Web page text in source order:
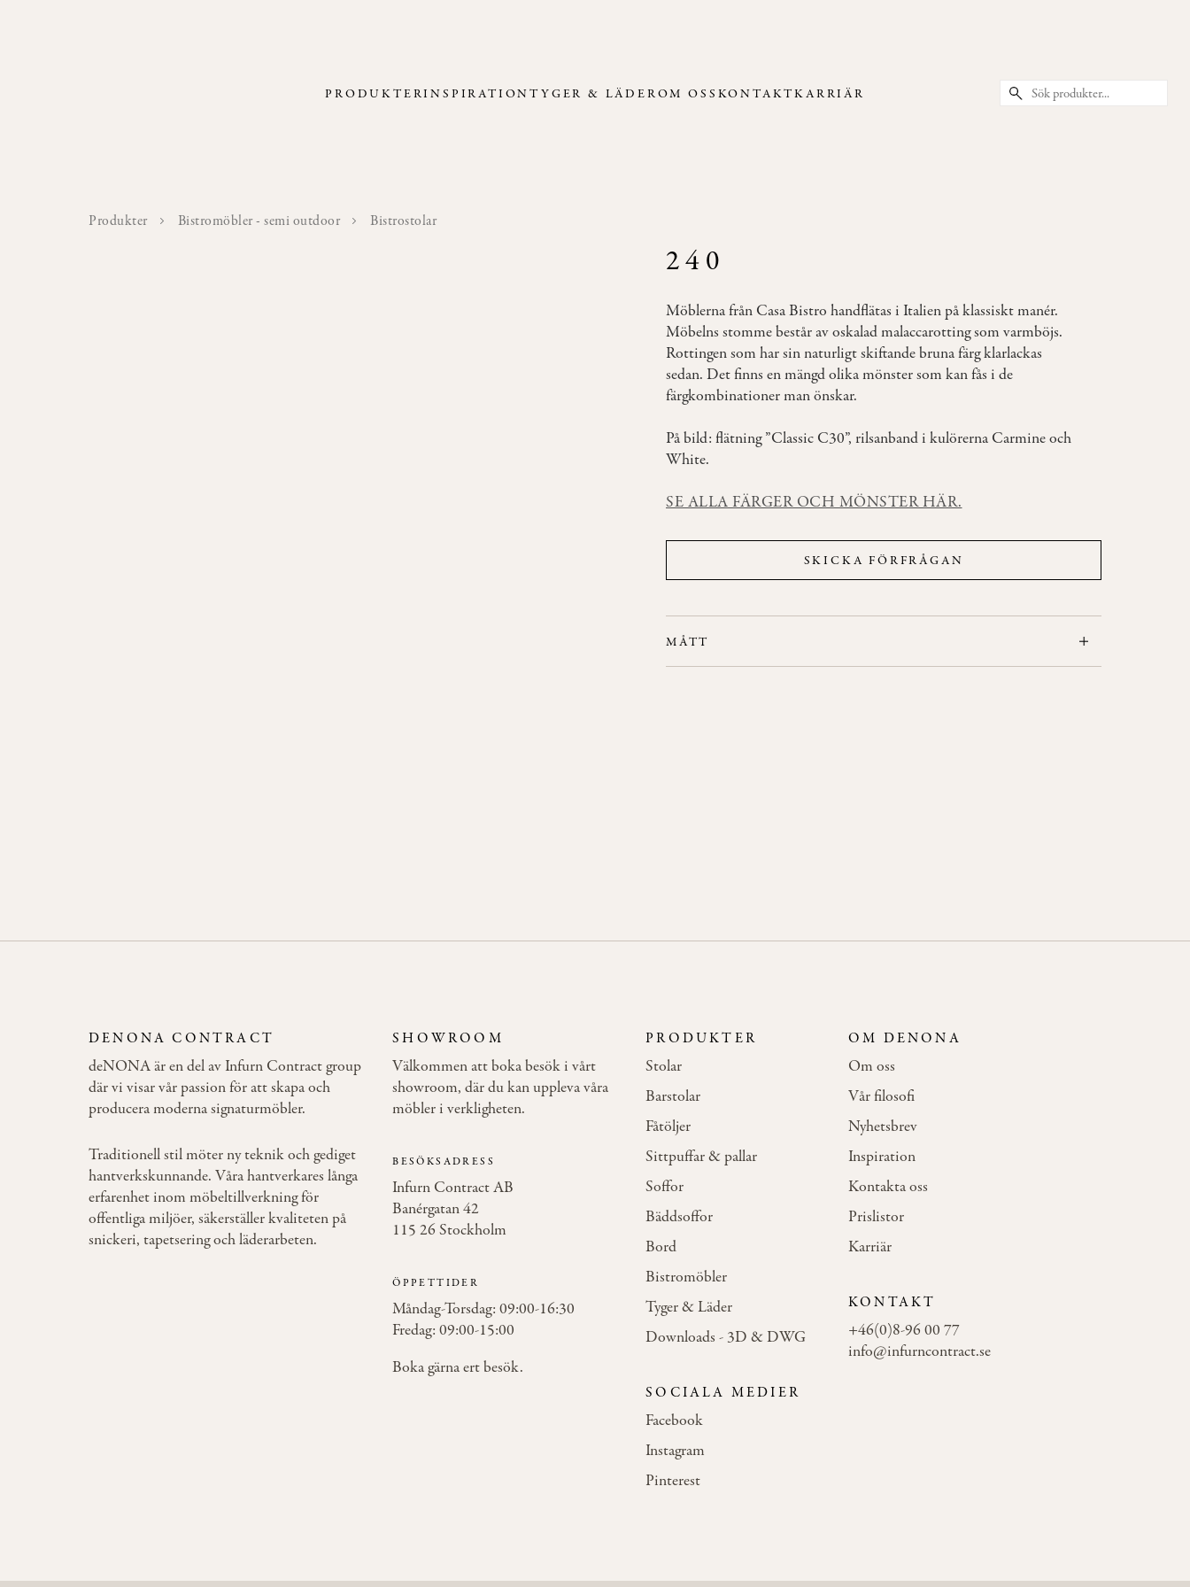
PRODUKTERINSPIRATIONTYGER & LÄDEROM OSS KONTAKTKARRIÄR
Produkter Bistromöbler - semi outdoor Bistrostolar
240
Möblerna från Casa Bistro handflätas i Italien på klassiskt manér.
Möbelns stomme består av oskalad malaccarotting som varmböjs.
Rottingen som har sin naturligt skiftande bruna färg klarlackas
sedan. Det finns en mängd olika mönster som kan fås i de
färgkombinationer man önskar.
På bild: flätning ”Classic C30”, rilsanband i kulörerna Carmine och
White.
SE ALLA FÄRGER OCH MÖNSTER HÄR.
SKICKA FÖRFRÅGAN
MÅTT
DENONA CONTRACT
deNONA är en del av Infurn Contract group
där vi visar vår passion för att skapa och
producera moderna signaturmöbler.
Traditionell stil möter ny teknik och gediget
hantverkskunnande. Våra hantverkares långa
erfarenhet inom möbeltillverkning för
offentliga miljöer, säkerställer kvaliteten på
snickeri, tapetsering och läderarbeten.
SHOWROOM
Välkommen att boka besök i vårt
showroom, där du kan uppleva våra
möbler i verkligheten.
BESÖKSADRESS
Infurn Contract AB
Banérgatan 42
115 26 Stockholm
ÖPPETTIDER
Måndag-Torsdag: 09:00-16:30
Fredag: 09:00-15:00
Boka gärna ert besök.
PRODUKTER
Stolar
Barstolar
Fåtöljer
Sittpuffar & pallar
Soffor
Bäddsoffor
Bord
Bistromöbler
Tyger & Läder
Downloads - 3D & DWG
SOCIALA MEDIER
Facebook
Instagram
Pinterest
OM DENONA
Om oss
Vår filosofi
Nyhetsbrev
Inspiration
Kontakta oss
Prislistor
Karriär
KONTAKT
+46(0)8-96 00 77
info@infurncontract.se